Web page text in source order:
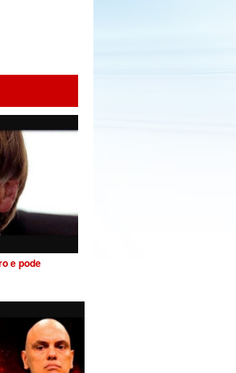
e pode